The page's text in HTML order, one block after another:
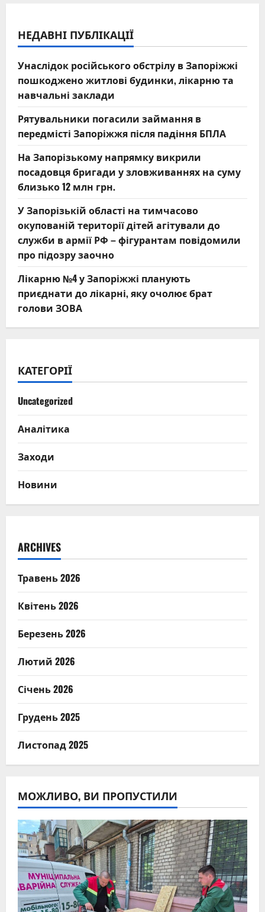
НЕДАВНІ ПУБЛІКАЦІЇ
Унаслідок російського обстрілу в Запоріжжі
пошкоджено житлові будинки, лікарню та
навчальні заклади
Рятувальники погасили займання в
передмісті Запоріжжя після падіння БПЛА
На Запорізькому напрямку викрили
посадовця бригади у зловживаннях на суму
близько 12 млн грн.
У Запорізькій області на тимчасово
окупованій території дітей агітували до
служби в армії РФ – фігурантам повідомили
про підозру заочно
Лікарню №4 у Запоріжжі планують
приєднати до лікарні, яку очолює брат
голови ЗОВА
КАТЕГОРІЇ
Uncategorized
Аналітика
Заходи
Новини
ARCHIVES
Травень 2026
Квітень 2026
Березень 2026
Лютий 2026
Січень 2026
Грудень 2025
Листопад 2025
МОЖЛИВО, ВИ ПРОПУСТИЛИ